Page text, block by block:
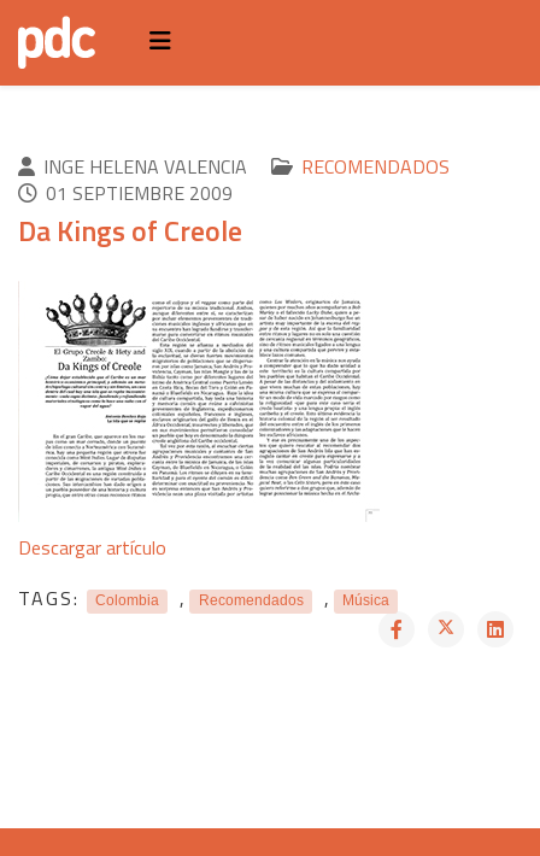
INGE HELENA VALENCIA
RECOMENDADOS
01 SEPTIEMBRE 2009
Da Kings of Creole
Descargar artículo
TAGS:
Colombia , Recomendados , Música